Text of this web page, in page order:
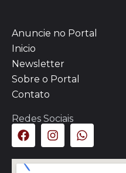
Anuncie no Portal
Inicio
Newsletter
Sobre o Portal
Contato
Redes Sociais